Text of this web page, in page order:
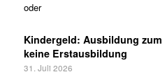
oder
Kindergeld: Ausbildung
keine Erstausbildung
31. Juli 2026